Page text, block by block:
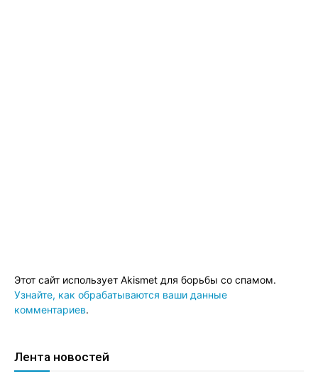
Этот сайт использует Akismet для борьбы со спамом.
Узнайте, как обрабатываются ваши данные
комментариев.
Лента новостей